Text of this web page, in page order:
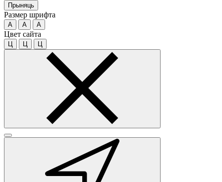
Прыняць
Размер шрифта
A A A
Цвет сайта
Ц Ц Ц